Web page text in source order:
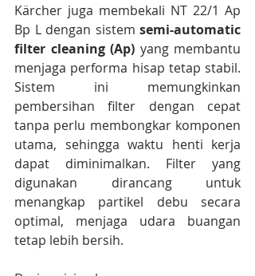
Kärcher juga membekali NT 22/1 Ap
Bp L dengan sistem semi-automatic
filter cleaning (Ap) yang membantu
menjaga performa hisap tetap stabil.
Sistem ini memungkinkan
pembersihan filter dengan cepat
tanpa perlu membongkar komponen
utama, sehingga waktu henti kerja
dapat diminimalkan. Filter yang
digunakan dirancang untuk
menangkap partikel debu secara
optimal, menjaga udara buangan
tetap lebih bersih.